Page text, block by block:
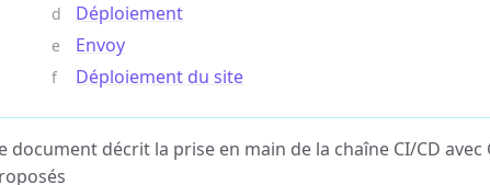
Déploiement
Envoy
Déploiement du site
document décrit la prise en main de la chaîne CI/CD